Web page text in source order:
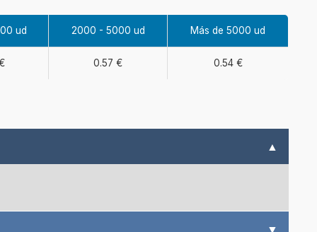
ud 2000 - 5000 ud Más de 5000 ud
0.57 € 0.54 €
▲
▼